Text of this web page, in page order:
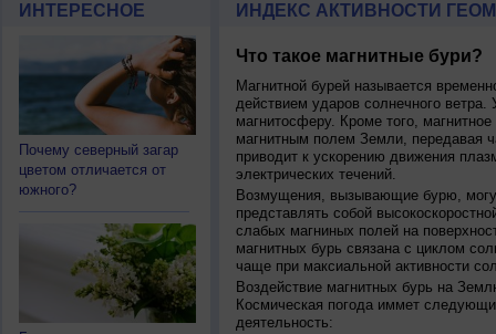
ИНТЕРЕСНОЕ
Почему северный загар
цветом отличается от
южного?
ИНДЕКС АКТИВНОСТИ
Что такое магнитные бури?
Магнитной бурей называется
действием ударов солнечного ветра.
магнитосферу. Кроме того,
магнитным полем Земли, передавая
приводит к ускорению движения
электрических течений.
Возмущения, вызывающие бурю,
представлять собой
слабых магниных полей на
магнитных бурь связана с циклом
чаще при максиальной активности
Воздействие магнитных бурь на
Космическая погода иммет
деятельность: